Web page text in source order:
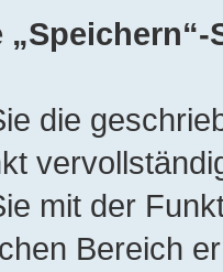
die
mit der
Bereich